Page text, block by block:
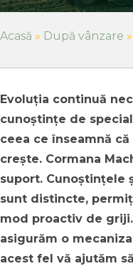
Acasă » După vânzare »
Evoluția continuă
cunoștințe de
ceea ce înseamnă
crește. Cormana
suport. Cunoștințele
sunt distincte,
mod proactiv de
asigurăm o
acest fel vă ajutăm